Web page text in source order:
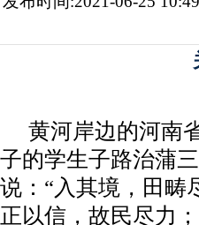
黄河岸边的河南
子的学生子路治蒲
说：“入其境，田畴
正以信，故民尽力